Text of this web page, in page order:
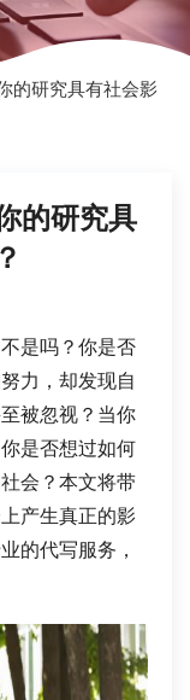
的研究具有社会影
的研究具
是吗？你是否
力，却发现自
被忽视？当你
是否想过如何
会？本文将带
产生真正的影
的代写服务，